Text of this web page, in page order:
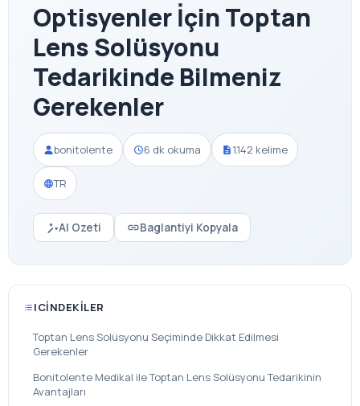
Optisyenler İçin Toptan
Lens Solüsyonu
Tedarikinde Bilmeniz
Gerekenler
bonitolente 6 dk okuma 1.142 kelime
TR
AI Ozeti Baglantiyi Kopyala
ICINDEKILER
Toptan Lens Solüsyonu Seçiminde Dikkat Edilmesi
Gerekenler
Bonitolente Medikal ile Toptan Lens Solüsyonu Tedarikinin
Avantajları